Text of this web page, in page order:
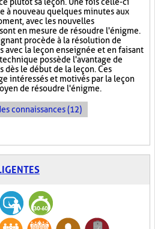
à nouveau quelques minutes aux
avec les nouvelles
en mesure de résoudre l'énigme.
procède à la résolution de
avec la leçon enseignée et en faisant
possède l'avantage de
le début de la leçon. Ces
intéressés et motivés par la leçon
de résoudre l'énigme.
connaissances (12)